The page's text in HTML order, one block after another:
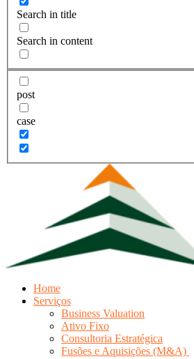
Search in title
Search in content
post
case
Home
Serviços
Business Valuation
Ativo Fixo
Consultoria Estratégica
Fusões e Aquisições (M&A)